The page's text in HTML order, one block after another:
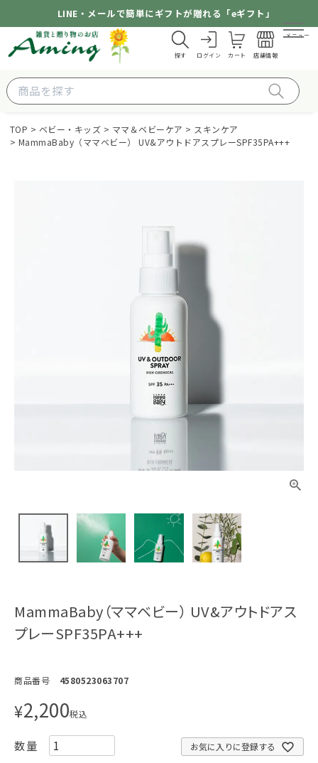
LINE・メールで簡単にギフトが贈れる「eギフト」
探す ログイン カート 店舗情報
メニュー
TOP ベビー・キッズ ママ＆ベビーケア
スキンケア
MammaBaby（ママベビー） UV&アウトドアスプレーSPF35PA+++
MammaBaby（ママベビー） UV&アウトドアス
プレーSPF35PA+++
商品番号 4580523063707
¥2,200税込
お気に入りに登録する